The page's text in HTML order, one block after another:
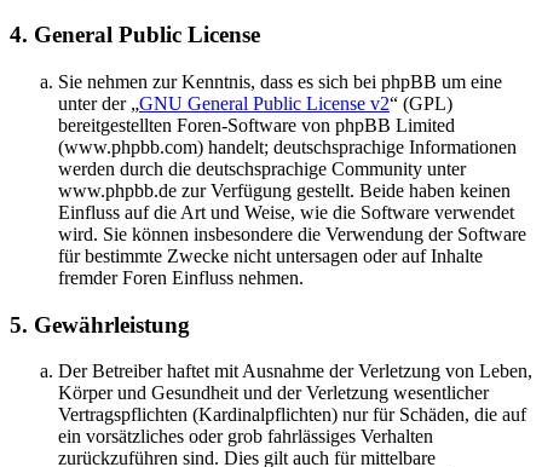
4. General Public License
Sie nehmen zur Kenntnis, dass es sich bei phpBB um eine
unter der „GNU General Public License v2“ (GPL)
bereitgestellten Foren-Software von phpBB Limited
(www.phpbb.com) handelt; deutschsprachige Informationen
werden durch die deutschsprachige Community unter
www.phpbb.de zur Verfügung gestellt. Beide haben keinen
Einfluss auf die Art und Weise, wie die Software verwendet
wird. Sie können insbesondere die Verwendung der Software
für bestimmte Zwecke nicht untersagen oder auf Inhalte
fremder Foren Einfluss nehmen.
5. Gewährleistung
Der Betreiber haftet mit Ausnahme der Verletzung von Leben,
Körper und Gesundheit und der Verletzung wesentlicher
Vertragspflichten (Kardinalpflichten) nur für Schäden, die auf
ein vorsätzliches oder grob fahrlässiges Verhalten
zurückzuführen sind. Dies gilt auch für mittelbare